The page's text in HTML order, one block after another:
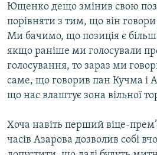
Ющенко дещо змінив свою
порівняти з тим, що він
Ми бачимо, що позиція є
якщо раніше ми голосували
голосування, то зараз ми
саме, що говорив пан Кучма і
що нас влаштує зона вільної
Хоча навіть перший віце-
часів Азарова дозволив собі